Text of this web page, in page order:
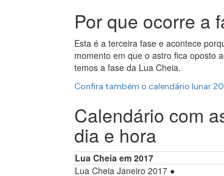
Por que ocorre a
Esta é a terceira fase e acontece
momento em que o astro fica oposto
temos a fase da Lua Cheia.
Confira também o calendário lunar
Calendário com
dia e hora
Lua Cheia em 2017
Lua Cheia Janeiro 2017 ●